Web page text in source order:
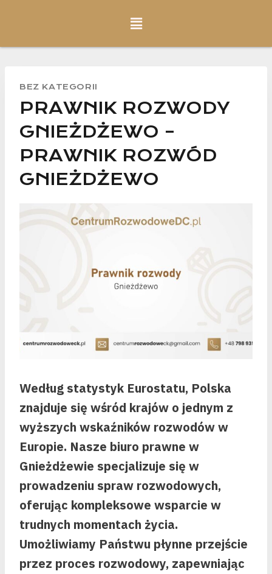
BEZ KATEGORII
PRAWNIK ROZWODY
GNIEŻDŻEWO –
PRAWNIK ROZWÓD
GNIEŻDŻEWO
Według statystyk Eurostatu, Polska
znajduje się wśród krajów o jednym z
wyższych wskaźników rozwodów w
Europie. Nasze biuro prawne w
Gnieżdżewie specjalizuje się w
prowadzeniu spraw rozwodowych,
oferując kompleksowe wsparcie w
trudnych momentach życia.
Umożliwiamy Państwu płynne przejście
przez proces rozwodowy, zapewniając